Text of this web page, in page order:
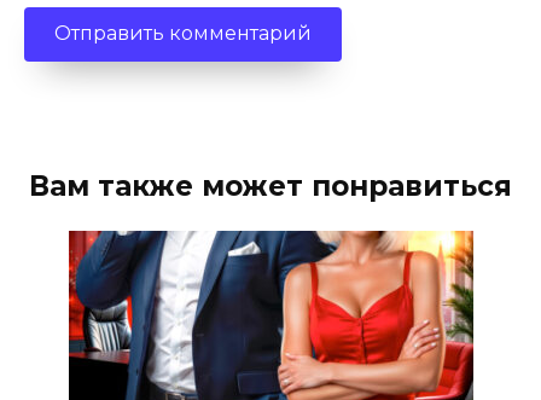
Вам также может понравиться